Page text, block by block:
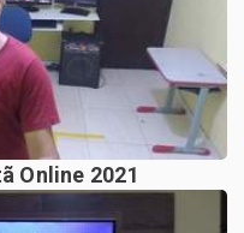
Online 2021